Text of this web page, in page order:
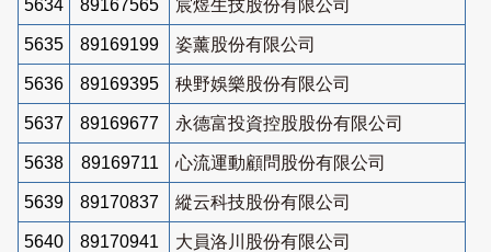
5634 89167565 宸煜生技股份有限公司
5635 89169199 姿薰股份有限公司
5636 89169395 秧野娛樂股份有限公司
5637 89169677 永德富投資控股股份有限公司
5638 89169711 心流運動顧問股份有限公司
5639 89170837 縱云科技股份有限公司
5640 89170941 大員洛川股份有限公司